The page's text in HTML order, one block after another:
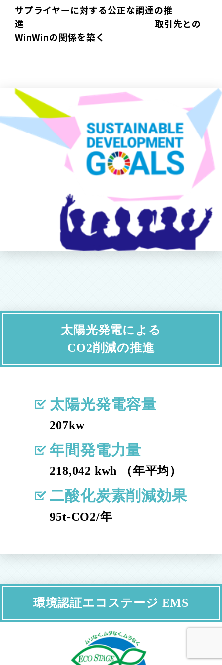
サプライヤーに対する公正な調達の推
進 取引先との
WinWinの関係を築く
太陽光発電による
CO2削減の推進
太陽光発電容量
207kw
年間発電力量
218,042 kwh （年平均）
二酸化炭素削減効果
95t-CO2/年
環境認証エコステージ EMS